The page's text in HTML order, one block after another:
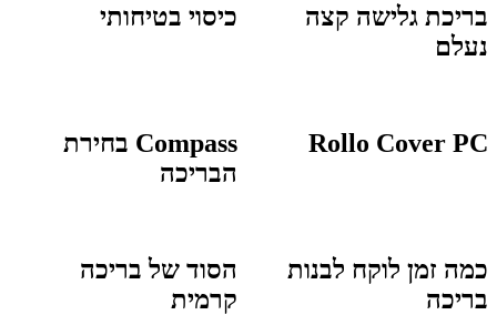
בריכת גלישה קצה
נעלם
כיסוי בטיחותי
Rollo Cover PC
Compass בחירת
הבריכה
כמה זמן לוקח לבנות
בריכה
הסוד של בריכה
קרמית